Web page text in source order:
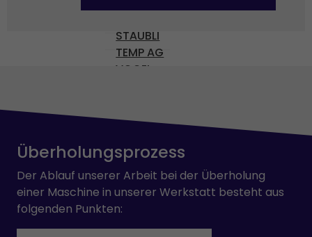
STÄUBLI
TEMP AG
VOGEL
Überholungsprozess
Der Ablauf unserer Arbeit bei der Überholung
einer Maschine in unserer Werkstatt besteht aus
folgenden Punkten: